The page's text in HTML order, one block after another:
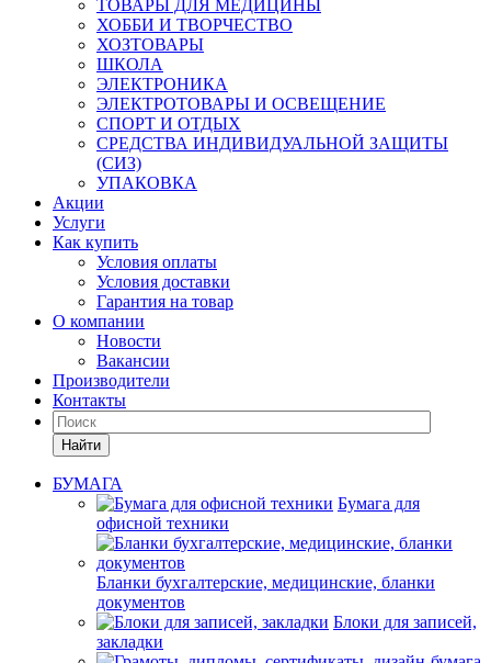
ТОВАРЫ ДЛЯ МЕДИЦИНЫ
ХОББИ И ТВОРЧЕСТВО
ХОЗТОВАРЫ
ШКОЛА
ЭЛЕКТРОНИКА
ЭЛЕКТРОТОВАРЫ И ОСВЕЩЕНИЕ
СПОРТ И ОТДЫХ
СРЕДСТВА ИНДИВИДУАЛЬНОЙ ЗАЩИТЫ
(СИЗ)
УПАКОВКА
Акции
Услуги
Как купить
Условия оплаты
Условия доставки
Гарантия на товар
О компании
Новости
Вакансии
Производители
Контакты
Найти
БУМАГА
Бумага для
офисной техники
Бланки бухгалтерские, медицинские, бланки
документов
Блоки для записей,
закладки